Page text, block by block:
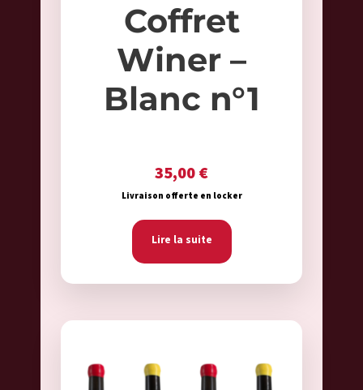
Coffret
Winer –
Blanc n°1
35,00 €
Livraison offerte en locker
Lire la suite